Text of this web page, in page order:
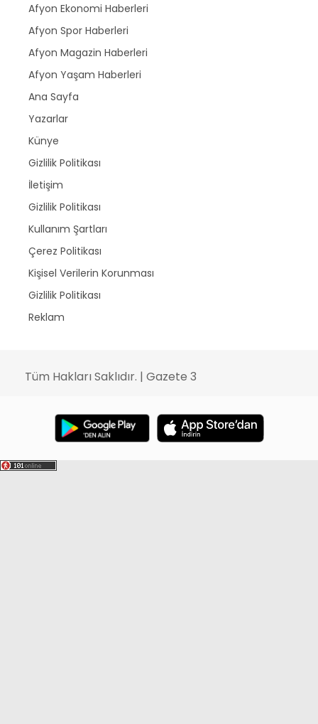
Afyon Ekonomi Haberleri
Afyon Spor Haberleri
Afyon Magazin Haberleri
Afyon Yaşam Haberleri
Ana Sayfa
Yazarlar
Künye
Gizlilik Politikası
İletişim
Gizlilik Politikası
Kullanım Şartları
Çerez Politikası
Kişisel Verilerin Korunması
Gizlilik Politikası
Reklam
Tüm Hakları Saklıdır. | Gazete 3